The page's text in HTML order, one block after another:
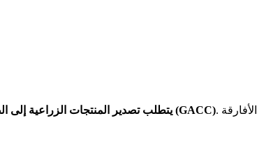
يتطلب تصدير المنتجات الزراعية للجمارك الصينية (GACC)